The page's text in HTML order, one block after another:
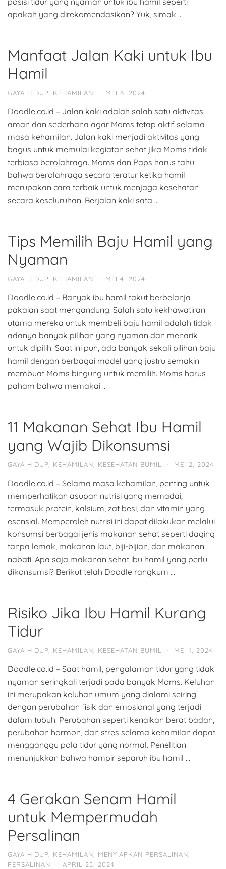
apakah yang direkomendasikan? Yuk, simak …
Manfaat Jalan Kaki untuk Ibu
Hamil
GAYA HIDUP KEHAMILAN · MEI 6, 2024
Doodle.co.id – Jalan kaki adalah salah satu aktivitas
aman dan sederhana agar Moms tetap aktif selama
masa kehamilan. Jalan kaki menjadi aktivitas yang
bagus untuk memulai kegiatan sehat jika Moms tidak
terbiasa berolahraga. Moms dan Paps harus tahu
bahwa berolahraga secara teratur ketika hamil
merupakan cara terbaik untuk menjaga kesehatan
secara keseluruhan. Berjalan kaki sata …
Tips Memilih Baju Hamil yang
Nyaman
GAYA HIDUP KEHAMILAN · MEI 4, 2024
Doodle.co.id – Banyak ibu hamil takut berbelanja
pakaian saat mengandung. Salah satu kekhawatiran
utama mereka untuk membeli baju hamil adalah tidak
adanya banyak pilihan yang nyaman dan menarik
untuk dipilih. Saat ini pun, ada banyak sekali pilihan baju
hamil dengan berbagai model yang justru semakin
membuat Moms bingung untuk memilih. Moms harus
paham bahwa memakai …
11 Makanan Sehat Ibu Hamil
yang Wajib Dikonsumsi
GAYA HIDUP KEHAMILAN KESEHATAN BUMIL · MEI 2, 2024
Doodle.co.id – Selama masa kehamilan, penting untuk
memperhatikan asupan nutrisi yang memadai,
termasuk protein, kalsium, zat besi, dan vitamin yang
esensial. Memperoleh nutrisi ini dapat dilakukan melalui
konsumsi berbagai jenis makanan sehat seperti daging
tanpa lemak, makanan laut, biji-bijian, dan makanan
nabati. Apa saja makanan sehat ibu hamil yang perlu
dikonsumsi? Berikut telah Doodle rangkum …
Risiko Jika Ibu Hamil Kurang
Tidur
GAYA HIDUP KEHAMILAN KESEHATAN BUMIL · MEI 1, 2024
Doodle.co.id – Saat hamil, pengalaman tidur yang tidak
nyaman seringkali terjadi pada banyak Moms. Keluhan
ini merupakan keluhan umum yang dialami seiring
dengan perubahan fisik dan emosional yang terjadi
dalam tubuh. Perubahan seperti kenaikan berat badan,
perubahan hormon, dan stres selama kehamilan dapat
mengganggu pola tidur yang normal. Penelitian
menunjukkan bahwa hampir separuh ibu hamil …
4 Gerakan Senam Hamil
untuk Mempermudah
Persalinan
GAYA HIDUP KEHAMILAN MENYIAPKAN PERSALINAN
PERSALINAN
· APRIL 25, 2024